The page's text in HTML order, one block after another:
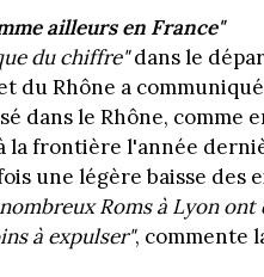
ailleurs en France"
du chiffre"dans le
du Rhône a
dans le Rhône, comme
la frontière l'année
une légère baisse des
Roms à Lyon
à expulser", commente